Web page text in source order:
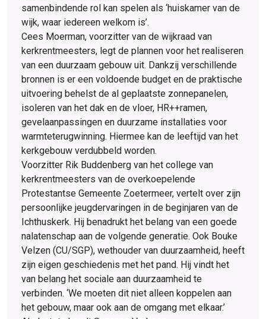
samenbindende rol kan spelen als ‘huiskamer van de
wijk, waar iedereen welkom is’.
Cees Moerman, voorzitter van de wijkraad van
kerkrentmeesters, legt de plannen voor het realiseren
van een duurzaam gebouw uit. Dankzij verschillende
bronnen is er een voldoende budget en de praktische
uitvoering behelst de al geplaatste zonnepanelen,
isoleren van het dak en de vloer, HR++ramen,
gevelaanpassingen en duurzame installaties voor
warmteterugwinning. Hiermee kan de leeftijd van het
kerkgebouw verdubbeld worden.
Voorzitter Rik Buddenberg van het college van
kerkrentmeesters van de overkoepe­lende
Protestantse Gemeente Zoeter­meer, vertelt over zijn
persoonlijke jeugdervaringen in de beginjaren van de
Ichthuskerk. Hij benadrukt het belang van een goede
nalatenschap aan de volgende generatie. Ook Bouke
Velzen (CU/SGP), wethouder van duurzaamheid, heeft
zijn eigen geschiedenis met het pand. Hij vindt het
van belang het sociale aan duurzaamheid te
verbinden. ‘We moeten dit niet alleen koppelen aan
het gebouw, maar ook aan de omgang met elkaar.’